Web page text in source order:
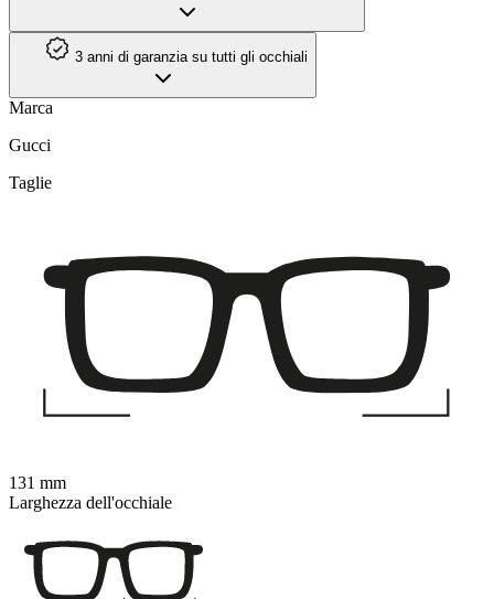
3 anni di garanzia su tutti gli occhiali
Marca
Gucci
Taglie
131 mm
Larghezza dell'occhiale